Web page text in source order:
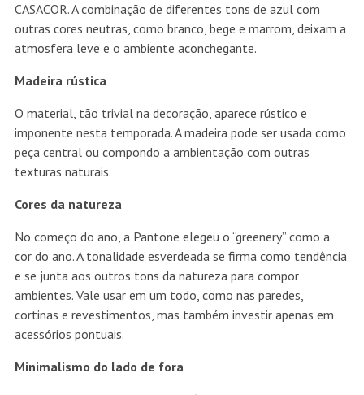
CASACOR. A combinação de diferentes tons de azul com
outras cores neutras, como branco, bege e marrom, deixam a
atmosfera leve e o ambiente aconchegante.
Madeira rústica
O material, tão trivial na decoração, aparece rústico e
imponente nesta temporada. A madeira pode ser usada como
peça central ou compondo a ambientação com outras
texturas naturais.
Cores da natureza
No começo do ano, a Pantone elegeu o “greenery” como a
cor do ano. A tonalidade esverdeada se firma como tendência
e se junta aos outros tons da natureza para compor
ambientes. Vale usar em um todo, como nas paredes,
cortinas e revestimentos, mas também investir apenas em
acessórios pontuais.
Minimalismo do lado de fora